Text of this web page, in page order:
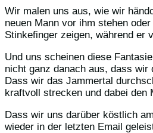
Wir malen uns aus, wie wir
neuen Mann vor ihm stehen
Stinkefinger zeigen, während er
Und uns scheinen diese
nicht ganz danach aus, dass wir
Dass wir das Jammertal
kraftvoll strecken und dabei den
Dass wir uns darüber köstlich
wieder in der letzten Email